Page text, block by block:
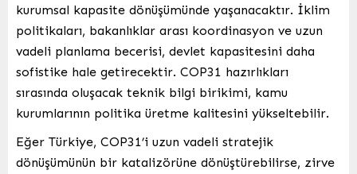
kurumsal kapasite dönüşümünde yaşanacaktır. İklim
politikaları, bakanlıklar arası koordinasyon ve uzun
vadeli planlama becerisi, devlet kapasitesini daha
sofistike hale getirecektir. COP31 hazırlıkları
sırasında oluşacak teknik bilgi birikimi, kamu
kurumlarının politika üretme kalitesini yükseltebilir.
Eğer Türkiye, COP31’i uzun vadeli stratejik
dönüşümünün bir katalizörüne dönüştürebilirse, zirve